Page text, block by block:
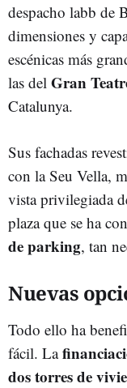
despacho labb de
dimensiones y
escénicas más
las del Gran
Catalunya.
Sus fachadas
con la Seu Vella,
vista privilegiada
plaza que se ha
de parking, tan
Nuevas
Todo ello ha
fácil. La
dos torres de